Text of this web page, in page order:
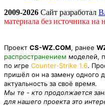
2009-2026 Сайт разработал
материала без источника на
Проект CS-WZ.COM, ранее
распространением моделей,
по игре Counter-Strike 1.6.
пришёл он на замену одного
актуальность за своё время.
Мы те - кто продолжается
для нашего проекта это